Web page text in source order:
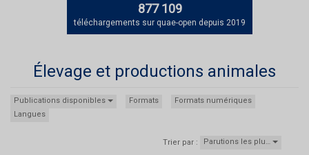
877 109
téléchargements sur quae-open depuis 2019
Élevage et productions animales
Publications disponibles Formats
Formats numériques
Langues
Trier par : Parutions les plu…